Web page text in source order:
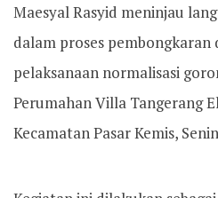
Maesyal Rasyid meninjau
dalam proses pembongkaran
pelaksanaan normalisasi
Perumahan Villa Tangerang
Kecamatan Pasar Kemis,